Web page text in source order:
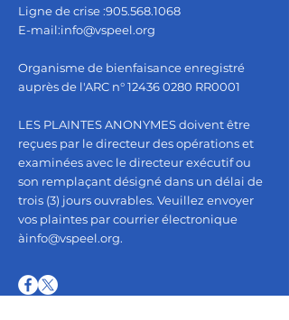
Ligne de crise :905.568.1068
E-mail:info@vspeel.org
Organisme de bienfaisance enregistré
auprès de l'ARC n°12436 0280 RR0001
LES PLAINTES ANONYMES doivent être
reçues par le directeur des opérations et
examinées avec le directeur exécutif ou
son remplaçant désigné dans un délai de
trois (3) jours ouvrables. Veuillez envoyer
vos plaintes par courrier électronique
àinfo@vspeel.org.